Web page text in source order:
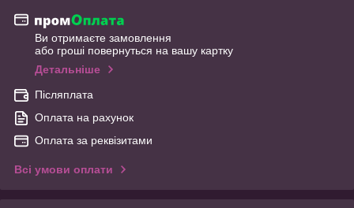
Ви отримаєте замовлення
або гроші повернуться на вашу картку
Детальніше
Післяплата
Оплата на рахунок
Оплата за реквізитами
Всі умови оплати